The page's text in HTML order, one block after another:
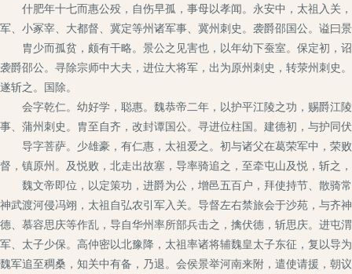
什肥年十七而惠公殁，自伤早孤，事母以孝闻。永安中，太祖入关
军、小冢宰、大都督、冀定等州诸军事、冀州刺史。袭爵邵国公。谥曰
胄少而孤贫，颇有干略。景公之见害也，以年幼下蚕室。保定初，
袭爵邵公。寻除宗师中大夫，进位大将军，出为原州刺史，转荥州刺
遂斩之。国除。
会字乾仁。幼好学，聪惠。魏恭帝二年，以护平江陵之功，赐爵江
事、蒲州刺史。胄至自齐，改封谭国公。寻进位柱国。建德初，与护同
导字菩萨。少雄豪，有仁惠，太祖爱之。初与诸父在葛荣军中，荣
督，镇原州。及悦败，北走出故塞，导率骑追之，至牵屯山及悦，斩之
魏文帝即位，以定策功，进爵为公，增邑五百户，拜使持节、散骑
神武渡河侵冯翊，太祖自弘农引军入关。导督左右禁旅会于沙苑，与齐
德、慕容思庆等作乱，导自华州率所部兵击之，擒伏德，斩思庆。进屯
军、太子少保。高仲密以北豫降，太祖率诸将辅魏皇太子东征，复以导
魏军追至稠桑，知关中有备，乃退。会侯景举河南来附，遣使请援，朝